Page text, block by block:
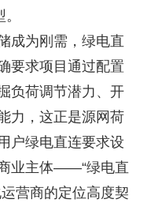
成为刚需，绿电直
要求项目通过配置
负荷调节潜力、开
力，这正是源网荷
户绿电直连要求设
业主体——“绿电直
营商的定位高度契